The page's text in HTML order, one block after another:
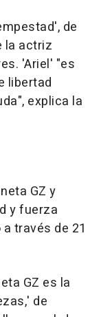
de
la actriz
'Ariel' "es
libertad
explica la
GZ y
y fuerza
través de 21
GZ es la
de